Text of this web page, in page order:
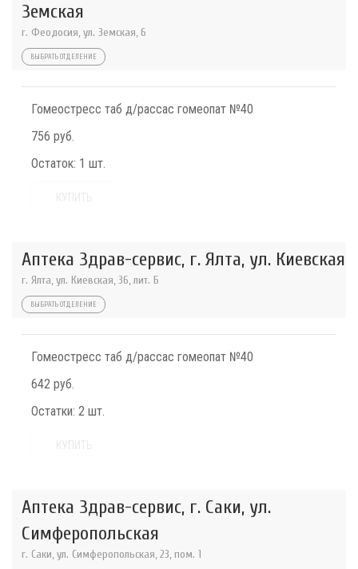
Земская
г. Феодосия, ул. Земская, 6
ВЫБРАТЬ ОТДЕЛЕНИЕ
Гомеостресс таб д/рассас гомеопат №40
756 руб.
Остаток: 1 шт.
Аптека Здрав-сервис, г. Ялта, ул. Киевская
г. Ялта, ул. Киевская, 36, лит. Б
ВЫБРАТЬ ОТДЕЛЕНИЕ
Гомеостресс таб д/рассас гомеопат №40
642 руб.
Остатки: 2 шт.
Аптека Здрав-сервис, г. Саки, ул.
Симферопольская
г. Саки, ул. Симферопольская, 23, пом. 1